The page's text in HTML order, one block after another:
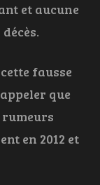
et aucune
fausse
que
rumeurs
en 2012 et